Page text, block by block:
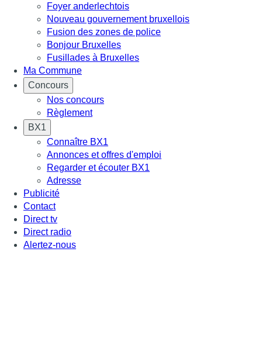
Foyer anderlechtois
Nouveau gouvernement bruxellois
Fusion des zones de police
Bonjour Bruxelles
Fusillades à Bruxelles
Ma Commune
Concours
Nos concours
Règlement
BX1
Connaître BX1
Annonces et offres d'emploi
Regarder et écouter BX1
Adresse
Publicité
Contact
Direct tv
Direct radio
Alertez-nous